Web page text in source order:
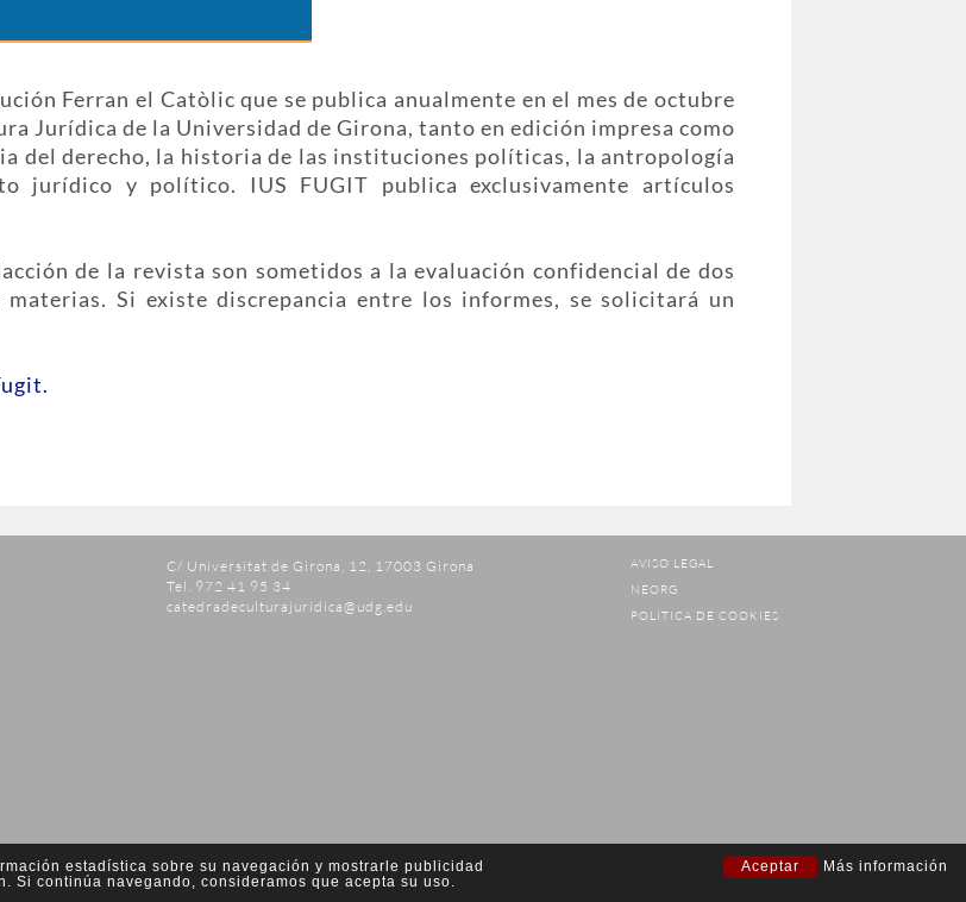
Ferran el Catòlic que se publica anualmente en el mes de octubre
Jurídica de la Universidad de Girona, tanto en edición impresa como
del derecho, la historia de las instituciones políticas, la antropología
jurídico y político. IUS FUGIT publica exclusivamente artículos
de la revista son sometidos a la evaluación confidencial de dos
materias. Si existe discrepancia entre los informes, se solicitará un
C/ Universitat de Girona, 12, 17003 Girona
Tel. 972 41 95 34
catedradeculturajuridica@udg.edu
AVISO LEGAL
NEORG
POLÍTICA DE COOKIES
estadística sobre su navegación y mostrarle publicidad
Si continúa navegando, consideramos que acepta su uso.
Aceptar Más información